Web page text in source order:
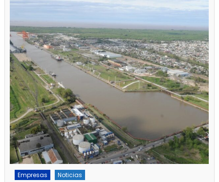
Empresas Noticias